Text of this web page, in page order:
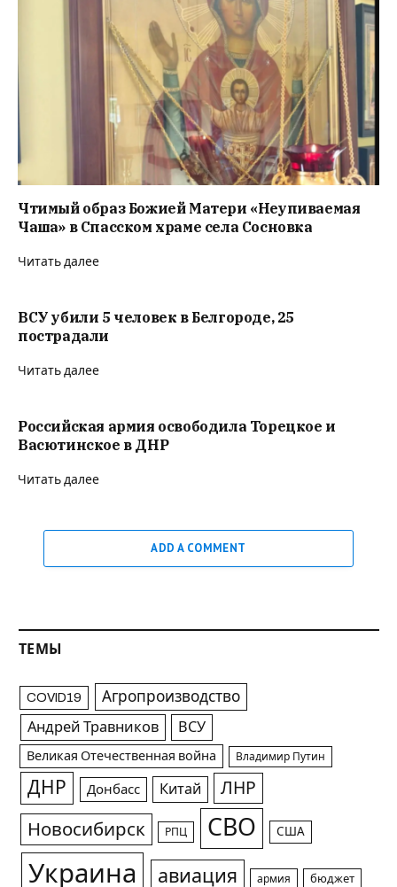
Чтимый образ Божией Матери «Неупиваемая
Чаша» в Спасском храме села Сосновка
Читать далее
ВСУ убили 5 человек в Белгороде, 25
пострадали
Читать далее
Российская армия освободила Торецкое и
Васютинское в ДНР
Читать далее
ADD A COMMENT
ТЕМЫ
COVID19 Агропроизводство
Андрей Травников ВСУ
Великая Отечественная война Владимир Путин
ДНР Донбасс Китай ЛНР
Новосибирск РПЦ СВО США
Украина авиация армия бюджет